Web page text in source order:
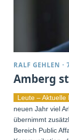
RALF GEHLEN ·
Amberg
Leute – Aktuelle
neuen Jahr viel
übernimmt
Bereich Public